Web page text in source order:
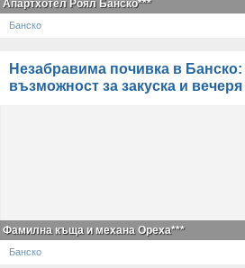
Апартхотел Роял Банско***
Банско
Незабравима почивка в
възможност за закуска и вечеря
Фамилна къща и механа Ореха***
Банско